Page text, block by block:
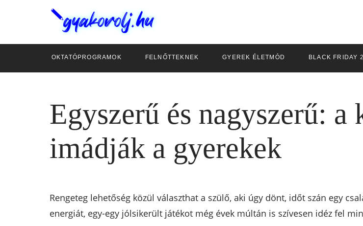
OKTATÓPROGRAMOK FELNŐTTEKNEK GYEREK ÉLETMÓD BLACK FRIDAY
Egyszerű és nagyszerű: a
imádják a gyerekek
Rengeteg lehetőség közül választhat a szülő, aki úgy dönt, időt szán egy
energiát, egy-egy jólsikerült játékot még évek múltán is szívesen idéz fel